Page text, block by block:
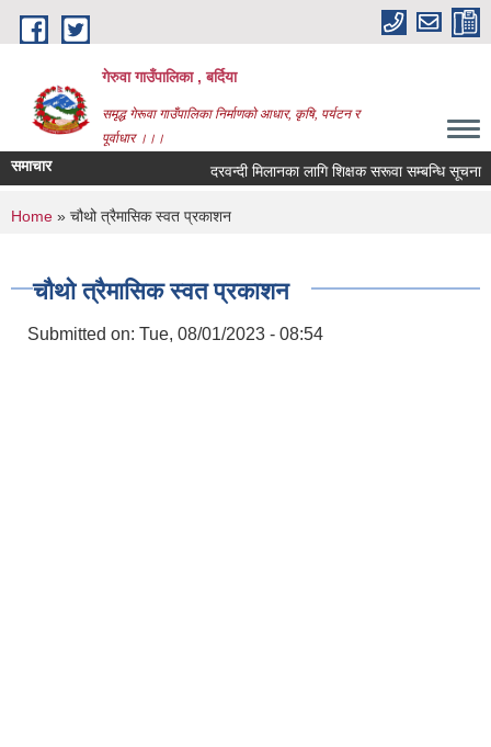
Skip to main content
गेरुवा गाउँपालिका , बर्दिया
समृद्ध गेरूवा गाउँपालिका निर्माणको आधार, कृषि, पर्यटन र
पूर्वाधार ।।।
समाचार दरवन्दी मिलानका लागि शिक्षक सरूवा सम्बन्धि सूचना
You are here
Home » चौथो त्रैमासिक स्वत प्रकाशन
चौथो त्रैमासिक स्वत प्रकाशन
Submitted on: Tue, 08/01/2023 - 08:54